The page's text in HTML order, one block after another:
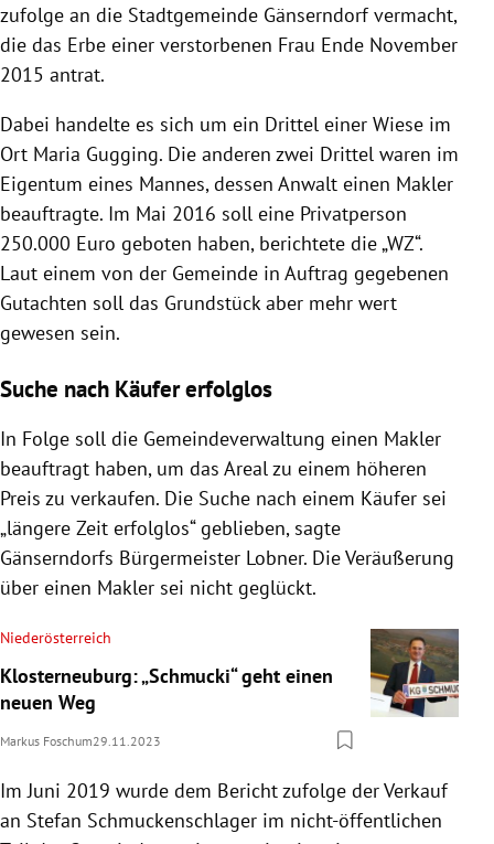
zufolge an die Stadtgemeinde Gänserndorf vermacht,
die das Erbe einer verstorbenen Frau Ende November
2015 antrat.
Dabei handelte es sich um ein Drittel einer Wiese im
Ort Maria Gugging. Die anderen zwei Drittel waren im
Eigentum eines Mannes, dessen Anwalt einen Makler
beauftragte. Im Mai 2016 soll eine Privatperson
250.000 Euro geboten haben, berichtete die „WZ“.
Laut einem von der Gemeinde in Auftrag gegebenen
Gutachten soll das Grundstück aber mehr wert
gewesen sein.
Suche nach Käufer erfolglos
In Folge soll die Gemeindeverwaltung einen Makler
beauftragt haben, um das Areal zu einem höheren
Preis zu verkaufen. Die Suche nach einem Käufer sei
„längere Zeit erfolglos“ geblieben, sagte
Gänserndorfs Bürgermeister Lobner. Die Veräußerung
über einen Makler sei nicht geglückt.
Niederösterreich
Klosterneuburg: „Schmucki“ geht einen
neuen Weg
Markus Foschum29.11.2023
Im Juni 2019 wurde dem Bericht zufolge der Verkauf
an Stefan Schmuckenschlager im nicht-öffentlichen